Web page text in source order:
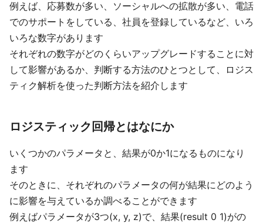
例えば、応募数が多い、ソーシャルへの拡散が多い、電話
でのサポートをしている、社員を登録しているなど、いろ
いろな数字があります
それぞれの数字がどのくらいアップグレードすることに対
して影響があるか、判断する方法のひとつとして、ロジス
ティク解析を使った判断方法を紹介します
ロジスティック回帰とはなにか
いくつかのパラメータと、結果が0か1になるものになり
ます
そのときに、それぞれのパラメータの何が結果にどのよう
に影響を与えているか調べることができます
例えばパラメータが3つ(x, y, z)で、結果(result 0 1)がの